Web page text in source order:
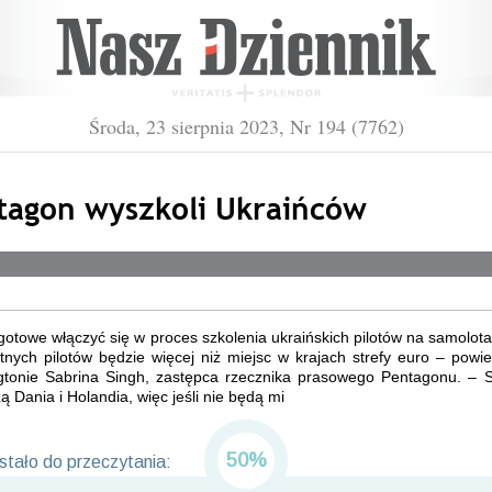
Środa, 23 sierpnia 2023, Nr 194 (7762)
wyszkoli Ukraińców
włączyć się w proces szkolenia ukraińskich pilotów na
pilotów będzie więcej niż miejsc w krajach strefy euro –
Sabrina Singh, zastępca rzecznika prasowego Pentagonu. –
Dania i Holandia, więc jeśli nie będą mi
do przeczytania: 50%